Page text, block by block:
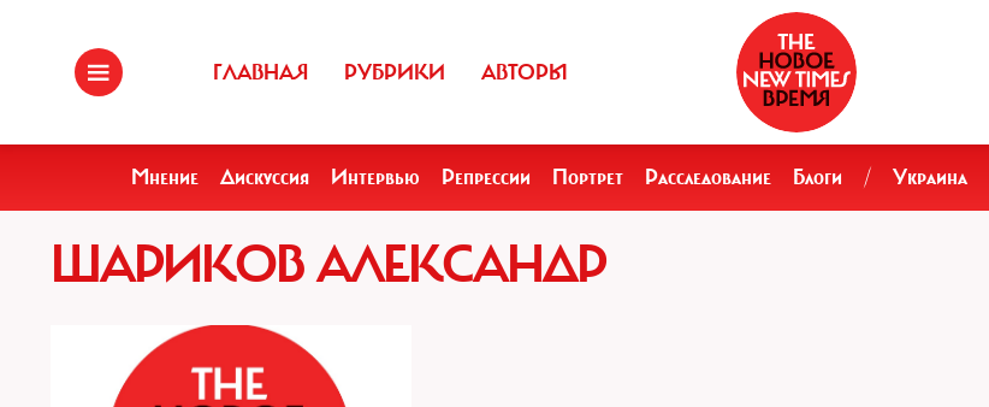
ГЛАВНАЯ РУБРИКИ АВТОРЫ
Мнение Дискуссия Интервью Репрессии Портрет Расследование Блоги / Украина
ШАРИКОВ АЛЕКСАНДР